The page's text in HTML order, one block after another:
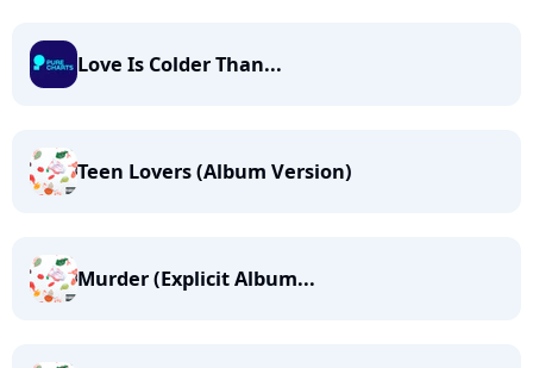
Love Is Colder Than...
Teen Lovers (Album Version)
Murder (Explicit Album...